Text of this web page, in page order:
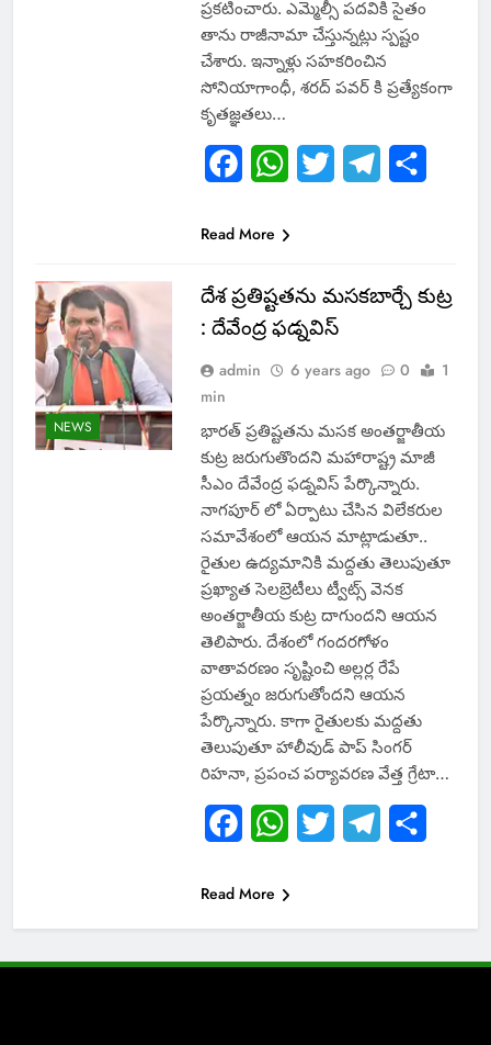
ప్రకటించారు. ఎమ్మెల్సీ పదవికి సైతం
తాను రాజీనామా చేస్తున్నట్లు స్పష్టం
చేశారు. ఇన్నాళ్లు సహకరించిన
సోనియాగాంధీ, శరద్ పవర్ కి ప్రత్యేకంగా
కృతజ్ఞతలు…
FacebookWhatsApp
Twitter Telegram
Read More
NEWS
దేశ ప్రతిష్టతను మసకబార్చే కుట్ర
: దేవేంద్ర ఫడ్నవిస్
admin 6 years ago 0
1
min
భారత్ ప్రతిష్టతను మసక అంతర్జాతీయ
కుట్ర జరుగుతొందని మహారాష్ట్ర మాజీ
సీఎం దేవేంద్ర ఫడ్నవిస్ పేర్కొన్నారు.
నాగపూర్ లో ఏర్పాటు చేసిన విలేకరుల
సమావేశంలో ఆయన మాట్లాడుతూ..
రైతుల ఉద్యమానికి మద్దతు తెలుపుతూ
ప్రఖ్యాత సెలబ్రెటీలు ట్వీట్స్ వెనక
అంతర్జాతీయ కుట్ర దాగుందని ఆయన
తెలిపారు. దేశంలో గందరగోళం
వాతావరణం సృష్టించి అల్లర్ల రేపే
ప్రయత్నం జరుగుతోందని ఆయన
పేర్కొన్నారు. కాగా రైతులకు మద్దతు
తెలుపుతూ హాలీవుడ్ పాప్ సింగర్
రిహనా, ప్రపంచ పర్యావరణ వేత్త గ్రేటా…
FacebookWhatsApp
Twitter Telegram
Read More